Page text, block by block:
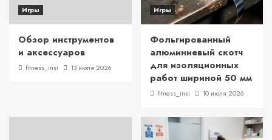
Игры
Обзор инструментов
и аксессуаров
fitness_insi 13 июля 2026
Игры
Фольгированный
алюминиевый скотч
для изоляционных
работ шириной 50 мм
fitness_insi 10 июля 2026